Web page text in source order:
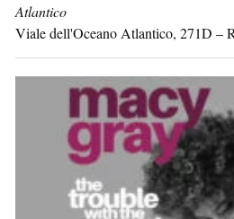
Atlantico
Viale dell'Oceano Atlantico, 271D –